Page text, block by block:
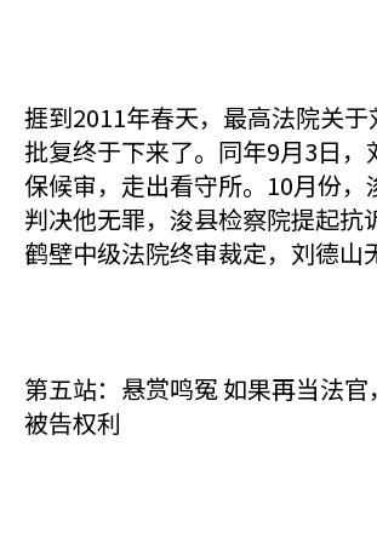
捱到2011年春天，最高法院关
批复终于下来了。同年9月3日，
保候审，走出看守所。10月份，
判决他无罪，浚县检察院提起抗
鹤壁中级法院终审裁定，刘德山
第五站：悬赏鸣冤 如果再当法
被告权利